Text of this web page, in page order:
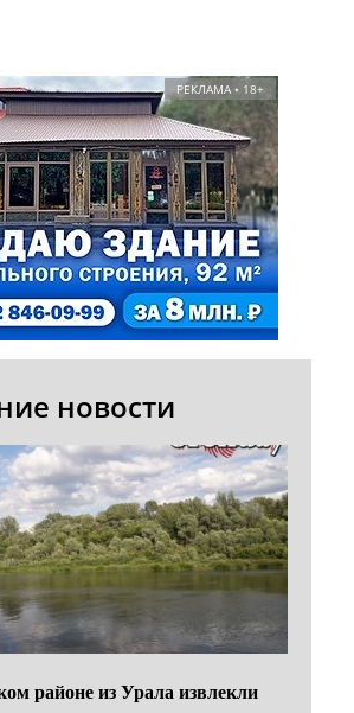
РЕКЛАМА • 18+
новости
районе из Урала извлекли